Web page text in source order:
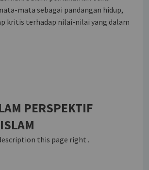
mata sebagai pandangan hidup,
kritis terhadap nilai-nilai yang dalam
PERSPEKTIF
this page right .